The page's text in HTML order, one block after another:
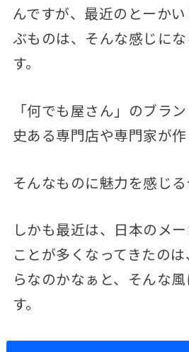
んですが、最近のとーか
ぶものは、そんな感じに
す。
「何でも屋さん」のブラ
史ある専門店や専門家が作
そんなものに魅力を感じる
しかも最近は、日本のメ
ことが多くなってきたの
らなのかなぁと、そんな
す。